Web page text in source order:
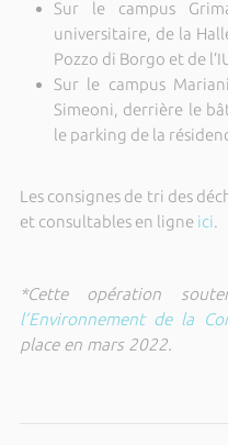
Sur le campus
universitaire, de la
Pozzo di Borgo et de
Sur le campus
Simeoni, derrière le
le parking de la
Les consignes de tri des
et consultables en ligne ici.
*Cette opération
l’Environnement de la
place en mars 2022.